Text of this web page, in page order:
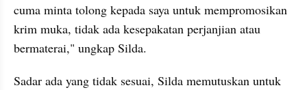
cuma minta tolong kepada saya untuk mempromosikan
krim muka, tidak ada kesepakatan perjanjian atau
bermaterai," ungkap Silda.
Sadar ada yang tidak sesuai, Silda memutuskan untuk